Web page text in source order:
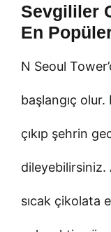
Sevgililer
En
N Seoul
başlangıç olur.
çıkıp şehrin
dileyebilirsiniz.
sıcak çikolata